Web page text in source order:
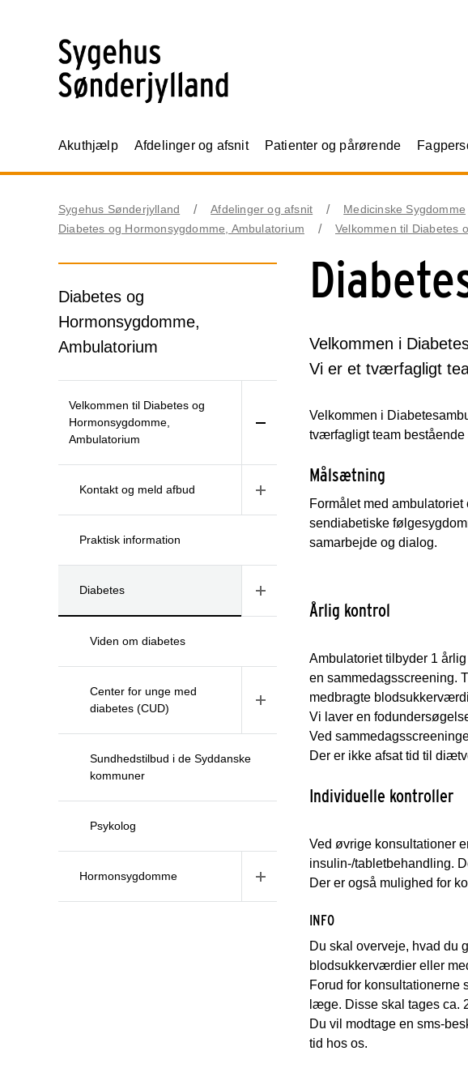
Akuthjælp Afdelinger og afsnit Patienter og pårørende
Sygehus Sønderjylland Afdelinger og afsnit Medicinske Sygdomme
Diabetes og Hormonsygdomme, Ambulatorium
Velkommen til Diabetes
Diabetes og
Hormonsygdomme,
Ambulatorium
Velkommen til Diabetes og
Hormonsygdomme,
Ambulatorium
Kontakt og meld afbud
Praktisk information
Diabetes
Viden om diabetes
Center for unge med
diabetes (CUD)
Sundhedstilbud i de Syddanske
kommuner
Psykolog
Hormonsygdomme
Velkommen i
Vi er et tværfagligt
Velkommen i
tværfagligt team
Målsætning
Formålet med
sendiabetiske
samarbejde og dialog.
Årlig kontrol
Ambulatoriet tilbyder 1
en sammedagsscreening.
medbragte
Vi laver en
Ved
Der er ikke afsat tid til
Individuelle kontroller
Ved øvrige konsultationer
insulin-/tabletbehandling.
Der er også mulighed for
INFO
Du skal overveje, hvad du
blodsukkerværdier eller
Forud for konsultationerne
læge. Disse skal tages ca.
Du vil modtage en sms-
tid hos os.